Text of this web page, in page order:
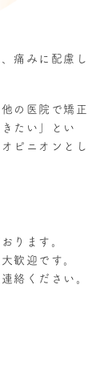
痛みに配慮し
の医院で矯正
たい」とい
ピニオンとし
ります。
歓迎です。
絡ください。